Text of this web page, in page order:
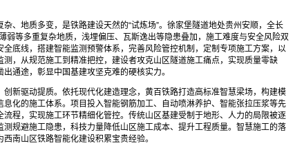
、地质多变，是铁路建设天然的“试炼场”。徐家堡隧道地处贵州安顺，全长
弱等多重复杂地质，浅埋偏压、瓦斯逸出等隐患叠加，施工难度与安全风险双
底线，搭建智能监测预警体系，完善风险管控机制，定制专项施工方案，以
，从规范施工到精准把控，建设者攻克山区隧道施工痛点，实现质量零缺
通途，彰显中国基建攻坚克难的硬核实力。
新驱动提质。依托现代化建造理念，黄百铁路打造高标准智慧梁场，构建模
化的施工体系。项目投入智能钢筋加工、自动喷淋养护、智能张拉压浆等先
程，实现施工环节精细化管控。传统山区基建受制于地形、人力的局限被逐
规避施工隐患，科技力量降低山区施工成本、提升工程质量。智慧施工的落
南山区铁路智能化建设积累宝贵经验。